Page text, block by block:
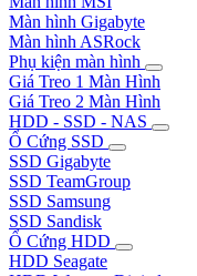
Màn hình Gigabyte
Màn hình ASRock
Phụ kiện màn hình
Giá Treo 1 Màn Hình
Giá Treo 2 Màn Hình
HDD - SSD - NAS
Ổ Cứng SSD
SSD Gigabyte
SSD TeamGroup
SSD Samsung
SSD Sandisk
Ổ Cứng HDD
HDD Seagate